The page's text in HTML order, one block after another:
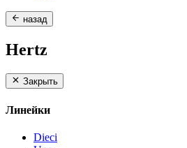
назад
Hertz
Закрыть
Линейки
Dieci